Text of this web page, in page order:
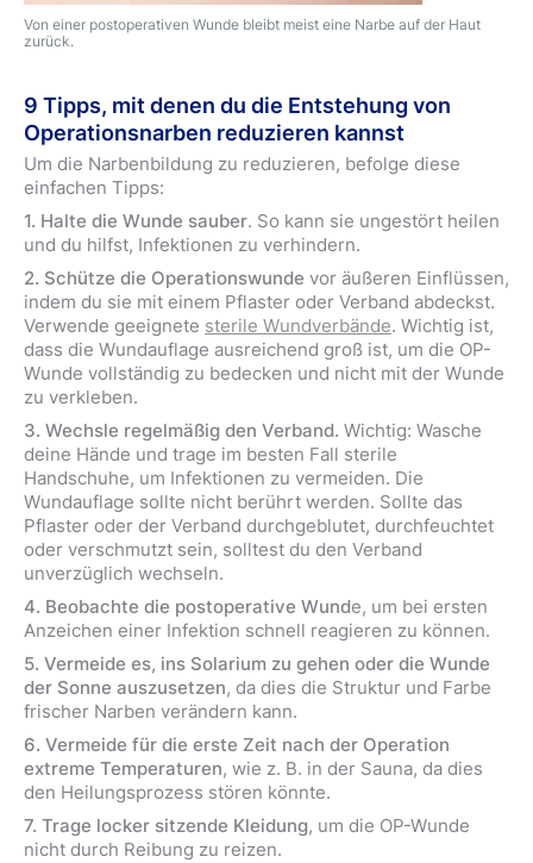
Von einer postoperativen Wunde bleibt meist eine Narbe auf der Haut
zurück.
9 Tipps, mit denen du die Entstehung von
Operationsnarben reduzieren kannst
Um die Narbenbildung zu reduzieren, befolge diese
einfachen Tipps:
1. Halte die Wunde sauber. So kann sie ungestört heilen
und du hilfst, Infektionen zu verhindern.
2. Schütze die Operationswunde vor äußeren Einflüssen,
indem du sie mit einem Pflaster oder Verband abdeckst.
Verwende geeignete sterile Wundverbände. Wichtig ist,
dass die Wundauflage ausreichend groß ist, um die OP-
Wunde vollständig zu bedecken und nicht mit der Wunde
zu verkleben.
3. Wechsle regelmäßig den Verband. Wichtig: Wasche
deine Hände und trage im besten Fall sterile
Handschuhe, um Infektionen zu vermeiden. Die
Wundauflage sollte nicht berührt werden. Sollte das
Pflaster oder der Verband durchgeblutet, durchfeuchtet
oder verschmutzt sein, solltest du den Verband
unverzüglich wechseln.
4. Beobachte die postoperative Wunde, um bei ersten
Anzeichen einer Infektion schnell reagieren zu können.
5. Vermeide es, ins Solarium zu gehen oder die Wunde
der Sonne auszusetzen, da dies die Struktur und Farbe
frischer Narben verändern kann.
6. Vermeide für die erste Zeit nach der Operation
extreme Temperaturen, wie z. B. in der Sauna, da dies
den Heilungsprozess stören könnte.
7. Trage locker sitzende Kleidung, um die OP-Wunde
nicht durch Reibung zu reizen.